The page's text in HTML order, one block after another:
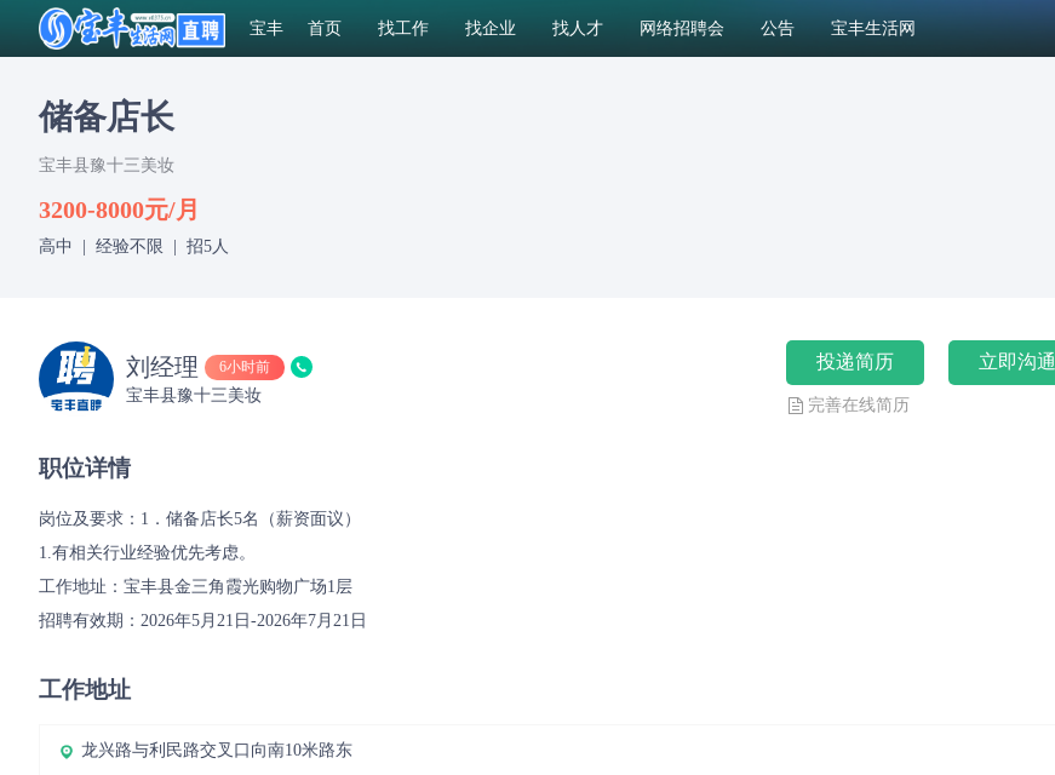
宝丰 首页 找工作 找企业 找人才 网络招聘会 公告 宝丰生活网
储备店长
宝丰县豫十三美妆
3200-8000元/月
高中 经验不限 招5人
刘经理 6小时前
宝丰县豫十三美妆
投递简历 立即沟通
完善在线简历
职位详情
岗位及要求：1．储备店长5名（薪资面议）
1.有相关行业经验优先考虑。
工作地址：宝丰县金三角霞光购物广场1层
招聘有效期：2026年5月21日-2026年7月21日
工作地址
龙兴路与利民路交叉口向南10米路东